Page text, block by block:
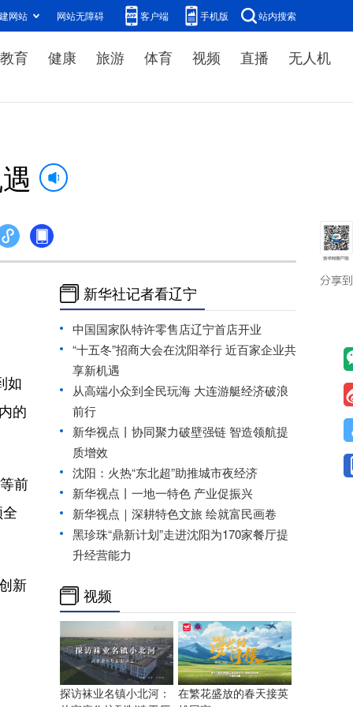
网站 网站无障碍 客户端 手机版 站内搜索
教育 健康 旅游 体育 视频 直播 无人机
如
的
前
新
新华社记者看辽宁
中国国家队特许零售店辽宁首店开业
“十五冬”招商大会在沈阳举行 近百家企业共
享新机遇
从高端小众到全民玩海 大连游艇经济破浪
前行
新华视点丨协同聚力破壁强链 智造领航提
质增效
沈阳：火热“东北超”助推城市夜经济
新华视点丨一地一特色 产业促振兴
新华视点｜深耕特色文旅 绘就富民画卷
黑珍珠“鼎新计划”走进沈阳为170家餐厅提
升经营能力
视频
探访袜业名镇小北河：
在繁花盛放的春天接英